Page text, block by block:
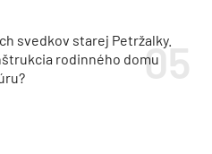
svedkov starej Petržalky.
rodinného domu